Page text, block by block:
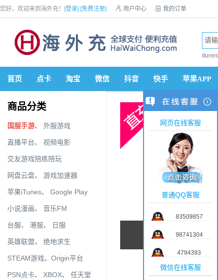
您好，欢迎来到海外充！ [登录] [免费注册]  用户中心  我的订单
首页 点卡 淘宝 微信 抖音 快手 苹果APP
商品分类
国服手游、 外服游戏
直播平台、 视频电影
交友游戏陪练陪玩
网盘云盘、 游戏加速器
苹果iTunes、 Google Play
小说漫画、 音乐FM
台服、 港服、 日服
英雄联盟、 绝地求生
STEAM游戏、 Origin平台
PSN点卡、 XBOX、 任天堂
网页在线客服
普通QQ客服
83509857
98741304
4794393
微信在线客服